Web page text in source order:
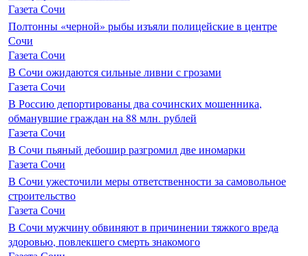
Газета Сочи
Полтонны «черной» рыбы изъяли полицейские в центре
Сочи
Газета Сочи
В Сочи ожидаются сильные ливни с грозами
Газета Сочи
В Россию депортированы два сочинских мошенника,
обманувшие граждан на 88 млн. рублей
Газета Сочи
В Сочи пьяный дебошир разгромил две иномарки
Газета Сочи
В Сочи ужесточили меры ответственности за самовольное
строительство
Газета Сочи
В Сочи мужчину обвиняют в причинении тяжкого вреда
здоровью, повлекшего смерть знакомого